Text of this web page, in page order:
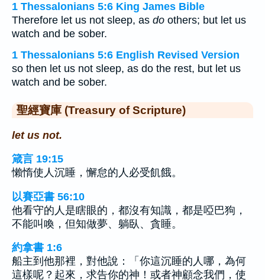
1 Thessalonians 5:6 King James Bible
Therefore let us not sleep, as do others; but let us
watch and be sober.
1 Thessalonians 5:6 English Revised Version
so then let us not sleep, as do the rest, but let us
watch and be sober.
聖經寶庫 (Treasury of Scripture)
let us not.
箴言 19:15
懶惰使人沉睡，懈怠的人必受飢餓。
以賽亞書 56:10
他看守的人是瞎眼的，都沒有知識，都是啞巴狗，
不能叫喚，但知做夢、躺臥、貪睡。
約拿書 1:6
船主到他那裡，對他說：「你這沉睡的人哪，為何
這樣呢？起來，求告你的神！或者神顧念我們，使